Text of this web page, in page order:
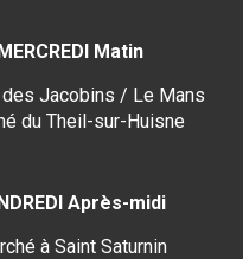
Matin
des Jacobins / Le Mans
du Theil-sur-Huisne
Après-midi
à Saint Saturnin